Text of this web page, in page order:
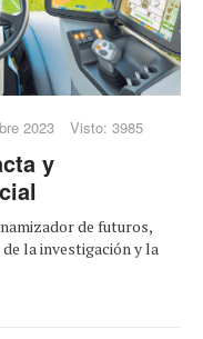
2023 Visto: 3985
y
de futuros,
la investigación y la